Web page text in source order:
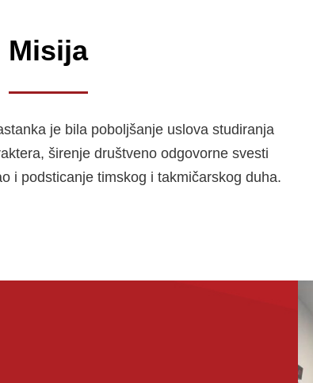
Misija
je bila poboljšanje uslova studiranja
širenje društveno odgovorne svesti
i podsticanje timskog i takmičarskog duha.